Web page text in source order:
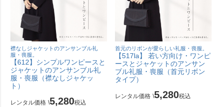
襟なしジャケットのアンサンブル礼
服・喪服。
【612】シンプルワンピースと
ジャケットのアンサンブル礼
服・喪服（襟なしジャケッ
ト）
レンタル価格 \5,280税込
首元のリボンが愛らしい礼服・喪服。
【517la】 若い方向け・ワンピ
ースとジャケットのアンサン
ブル礼服・喪服（首元リボン
タイプ）
レンタル価格 \5,280税込